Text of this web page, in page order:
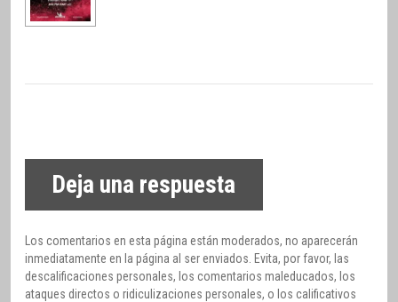
Deja una respuesta
Los comentarios en esta página están moderados, no aparecerán
inmediatamente en la página al ser enviados. Evita, por favor, las
descalificaciones personales, los comentarios maleducados, los
ataques directos o ridiculizaciones personales, o los calificativos